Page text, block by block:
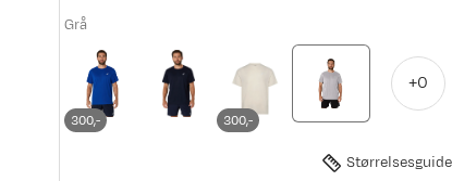
Grå
300,- 300,-
+0
Størrelsesguide